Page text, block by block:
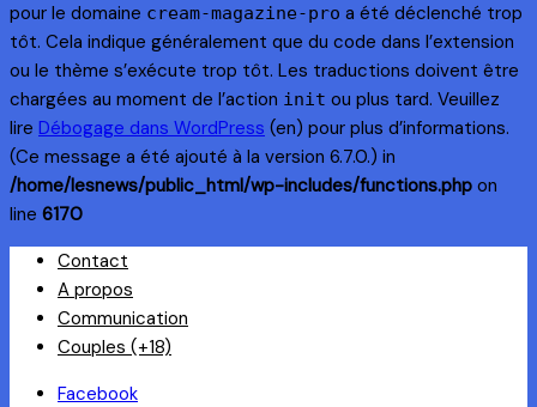
pour le domaine cream-magazine-pro a été déclenché trop
tôt. Cela indique généralement que du code dans l’extension
ou le thème s’exécute trop tôt. Les traductions doivent être
chargées au moment de l’action init ou plus tard. Veuillez
lire Débogage dans WordPress (en) pour plus d’informations.
(Ce message a été ajouté à la version 6.7.0.) in
/home/lesnews/public_html/wp-includes/functions.php on
line 6170
Skip
content
Contact
A propos
Communication
Couples (+18)
Facebook